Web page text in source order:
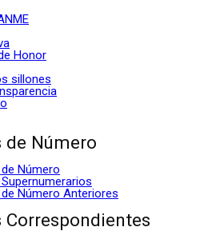
Honor
sillones
Número
Número
Número Anteriores